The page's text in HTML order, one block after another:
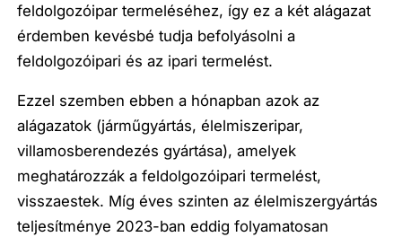
feldolgozóipar termeléséhez, így ez a két alágazat
érdemben kevésbé tudja befolyásolni a
feldolgozóipari és az ipari termelést.
Ezzel szemben ebben a hónapban azok az
alágazatok (járműgyártás, élelmiszeripar,
villamosberendezés gyártása), amelyek
meghatározzák a feldolgozóipari termelést,
visszaestek. Míg éves szinten az élelmiszergyártás
teljesítménye 2023-ban eddig folyamatosan